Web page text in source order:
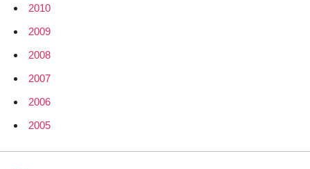
2010
2009
2008
2007
2006
2005